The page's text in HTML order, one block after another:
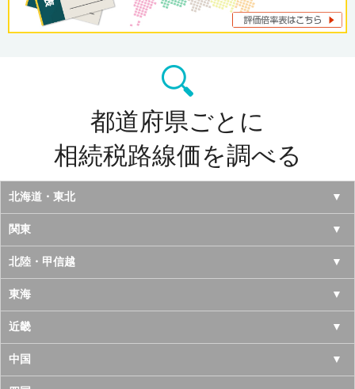
都道府県ごとに
相続税路線価を調べる
北海道・東北
北海道
青森県
岩手県
宮城県
秋田県
関東
東京都
神奈川県
千葉県
埼玉県
北陸・甲信越
山梨県
長野県
新潟県
東海
愛知県
岐阜県
近畿
大阪府
中国